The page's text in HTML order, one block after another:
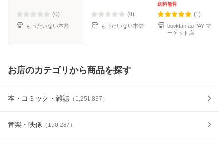
(0)
もったいない本舗
(0)
もったいない本舗
送料無料
(1)
bookfan au PAY マ
ーケット店
お店のカテゴリから商品を探す
本・コミック・雑誌 （ 1,251,837 ）
音楽・映像 （ 150,287 ）